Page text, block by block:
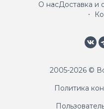
О насДоставка и
2005-2026 ©
Политика